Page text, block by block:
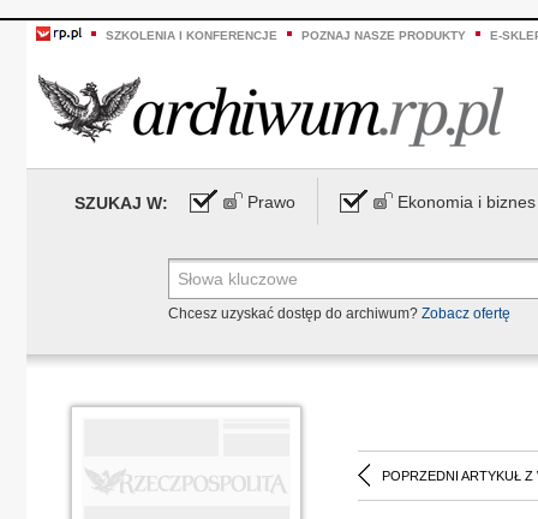
SZKOLENIA I KONFERENCJE POZNAJ NASZE PRODUKTY E-
SZUKAJ W: Prawo Ekonomia i biznes
Chcesz uzyskać dostęp do archiwum? Zobacz ofertę
POPRZEDNI ARTYKUŁ Z